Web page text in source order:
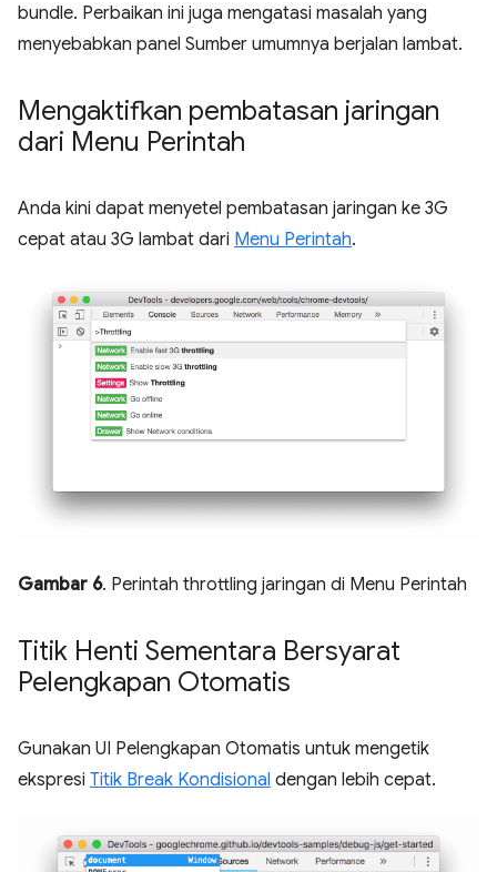
bundle. Perbaikan ini juga mengatasi masalah yang
menyebabkan panel Sumber umumnya berjalan lambat.
Mengaktifkan pembatasan jaringan
dari Menu Perintah
Anda kini dapat menyetel pembatasan jaringan ke 3G
cepat atau 3G lambat dari Menu Perintah.
Gambar 6. Perintah throttling jaringan di Menu Perintah
Titik Henti Sementara Bersyarat
Pelengkapan Otomatis
Gunakan UI Pelengkapan Otomatis untuk mengetik
ekspresi Titik Break Kondisional dengan lebih cepat.